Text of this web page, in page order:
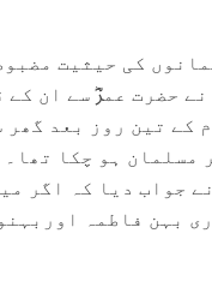
کی حیثیت
حضرت عمرؓ سے ان کے
کے تین روز بعد گھر
مسلمان ہو چکا تھا۔
جواب دیا کہ اگر
بہن فاطمہ